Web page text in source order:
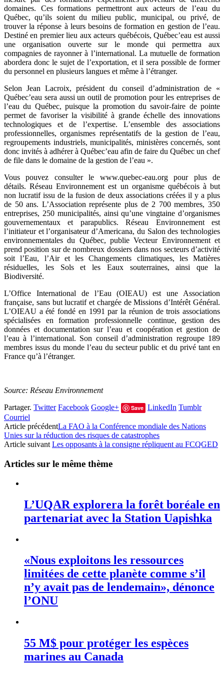
domaines. Ces formations permettront aux acteurs de l’eau du
Québec, qu’ils soient du milieu public, municipal, ou privé, de
trouver la réponse à leurs besoins de formation en gestion de l’eau.
Destiné en premier lieu aux acteurs québécois, Québec’eau est aussi
une organisation ouverte sur le monde qui permettra aux
compagnies de rayonner à l’international. La mutuelle de formation
abordera donc le sujet de l’exportation, et il sera possible de former
du personnel en plusieurs langues et même à l’étranger.
Selon Jean Lacroix, président du conseil d’administration de «
Québec’eau sera aussi un outil de promotion pour les entreprises de
l’eau du Québec, puisque la promotion du savoir-faire de pointe
permet de favoriser la visibilité à grande échelle des innovations
technologiques et de l’expertise. L’ensemble des associations
professionnelles, organismes représentatifs de la gestion de l’eau,
regroupements industriels, municipalités, ministères concernés, sont
donc invités à adhérer à Québec’eau afin de faire du Québec un chef
de file dans le domaine de la gestion de l’eau ».
Vous pouvez consulter le www.quebec-eau.orgpour plus de
détails.Réseau Environnementest un organisme québécois à but
non lucratif issu de la fusion de deux associations créées il y a plus
de 50 ans. L’Association représente plus de 2 700 membres, 350
entreprises, 250 municipalités, ainsi qu’une vingtaine d’organismes
gouvernementaux et parapublics. Réseau Environnement est
l’initiateur et l’organisateur d’Americana, du Salon des technologies
environnementales du Québec, publie Vecteur Environnement et
prend position sur de nombreux dossiers dans nos secteurs d’activité
soit l’Eau, l’Air et les Changements climatiques, les Matières
résiduelles, les Sols et les Eaux souterraines, ainsi que la
Biodiversité.
L’Office International de l’Eau(OIEAU) est une Association
française, sans but lucratif et chargée de Missions d’Intérêt Général.
L’OIEAU a été fondé en 1991 par la réunion de trois associations
spécialisées en formation professionnelle continue, gestion des
données et documentation sur l’eau et coopération et gestion de
l’eau à l’international. Son conseil d’administration regroupe 189
membres issus du monde l’eau du secteur public et du privé tant en
France qu’à l’étranger.
Source: Réseau Environnement
Partager. Twitter Facebook Google+ Save LinkedIn Tumblr
Courriel
Article précédentLa FAO à la Conférence mondiale des Nations
Unies sur la réduction des risques de catastrophes
Article suivant Les opposants à la consigne répliquent au FCQGED
Articles sur le même thème
L’UQAR explorera la forêt boréale en
partenariat avec la Station Uapishka
«Nous exploitons les ressources
limitées de cette planète comme s’il
n’y avait pas de lendemain», dénonce
l’ONU
55 M$ pour protéger les espèces
marines au Canada